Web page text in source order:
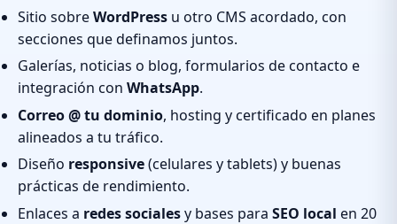
Sitio sobreWordPress u otro CMS acordado, con
secciones que definamos juntos.
Galerías, noticias o blog, formularios de contacto e
integración con WhatsApp.
Correo @ tu dominio, hosting y certificado en planes
alineados a tu tráfico.
Diseño responsive(celulares y tablets) y buenas
prácticas de rendimiento.
Enlaces a redes socialesy bases para SEO local en 20